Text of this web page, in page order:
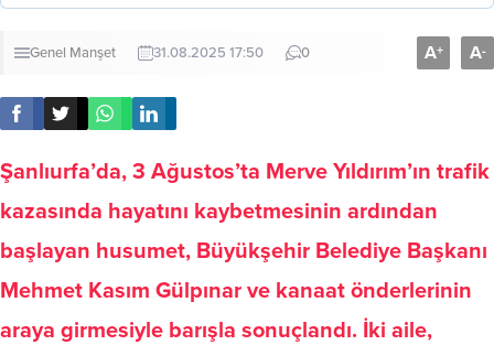
Genel Manşet 31.08.2025 17:50 0 A+ A-
Şanlıurfa’da, 3 Ağustos’ta Merve Yıldırım’ın trafik
kazasında hayatını kaybetmesinin ardından
başlayan husumet, Büyükşehir Belediye Başkanı
Mehmet Kasım Gülpınar ve kanaat önderlerinin
araya girmesiyle barışla sonuçlandı. İki aile,